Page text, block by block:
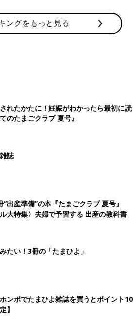
ングをもっと見る
れたかたに！妊娠がわかったら最初に読
のたまごクラブ 夏号』
誌
“出産準備”の本『たまごクラブ 夏号』
ル大特集〉夫婦で予習する 出産の教科書
たい！3冊の「たまひよ」
ンポでたまひよ雑誌を買うとポイント10
】